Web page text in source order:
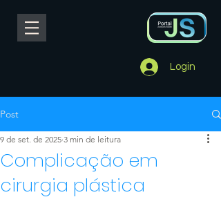
Login
Post
Complicação em
cirurgia plástica
9 de set. de 2025 3 min de leitura